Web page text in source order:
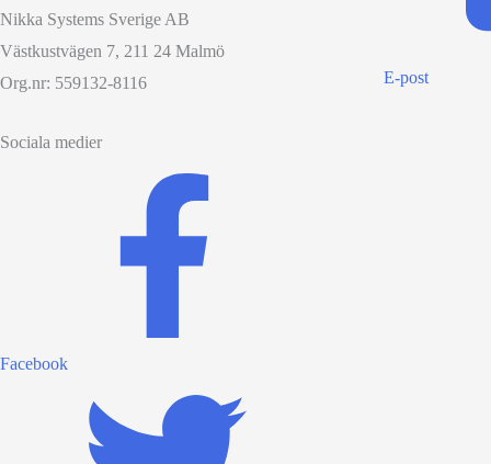
Nikka Systems Sverige AB
Västkustvägen 7, 211 24 Malmö
Org.nr: 559132-8116
E-post
Sociala medier
Facebook